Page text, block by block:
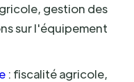
gestion des
sur l'équipement
: fiscalité agricole,